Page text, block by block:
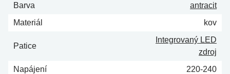
Barva
antracit
Materiál
kov
Patice
Integrovaný LED
zdroj
Napájení
220-240